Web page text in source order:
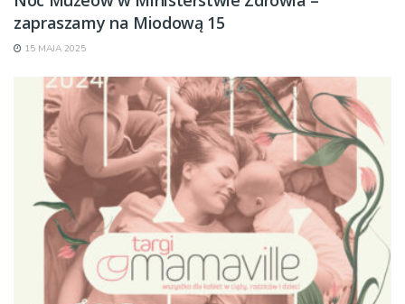
zapraszamy na Miodową 15
15 MAJA 2025